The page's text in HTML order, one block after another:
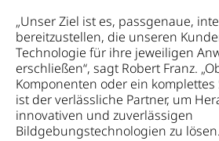
„Unser Ziel ist es, passgenaue,
bereitzustellen, die unseren
Technologie für ihre jeweiligen
erschließen“, sagt Robert Franz.
Komponenten oder ein komplettes
ist der verlässliche Partner, um
innovativen und zuverlässigen
Bildgebungstechnologien zu